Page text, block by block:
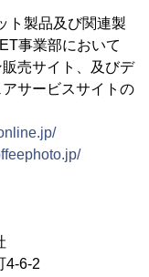
ト製品及び関連製
事業部において
売サイト、及びデ
サービスサイトの
4-6-2